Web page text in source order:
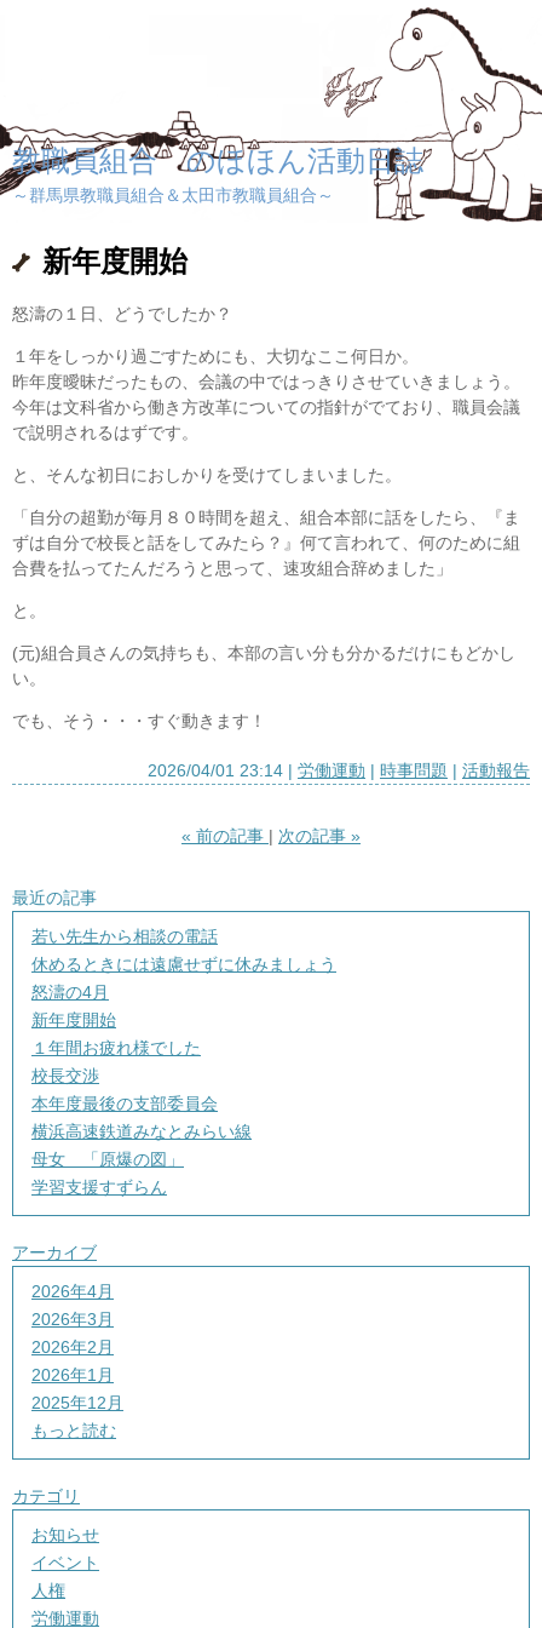
教職員組合 のほほん活動日誌
～群馬県教職員組合＆太田市教職員組合～
新年度開始
怒濤の１日、どうでしたか？
１年をしっかり過ごすためにも、大切なここ何日か。
昨年度曖昧だったもの、会議の中ではっきりさせていきましょう。
今年は文科省から働き方改革についての指針がでており、職員会議
で説明されるはずです。
と、そんな初日におしかりを受けてしまいました。
「自分の超勤が毎月８０時間を超え、組合本部に話をしたら、『ま
ずは自分で校長と話をしてみたら？』何て言われて、何のために組
合費を払ってたんだろうと思って、速攻組合辞めました」
と。
(元)組合員さんの気持ちも、本部の言い分も分かるだけにもどかし
い。
でも、そう・・・すぐ動きます！
2026/04/01 23:14 労働運動 時事問題 活動報告
« 前の記事 次の記事 »
最近の記事
若い先生から相談の電話
休めるときには遠慮せずに休みましょう
怒濤の4月
新年度開始
１年間お疲れ様でした
校長交渉
本年度最後の支部委員会
横浜高速鉄道みなとみらい線
母女 「原爆の図」
学習支援すずらん
アーカイブ
2026年4月
2026年3月
2026年2月
2026年1月
2025年12月
もっと読む
カテゴリ
お知らせ
イベント
人権
労働運動